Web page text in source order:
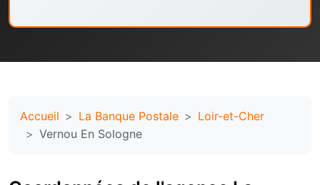
Accueil La Banque Postale
Loir-et-Cher
Vernou En Sologne